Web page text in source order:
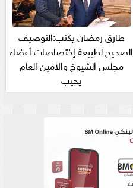
طارق رمضان يكتب:التوصيف
الصحيح لطبيعة إختصاصات أعضاء
مجلس الشيوخ والأمين العام
يجيب